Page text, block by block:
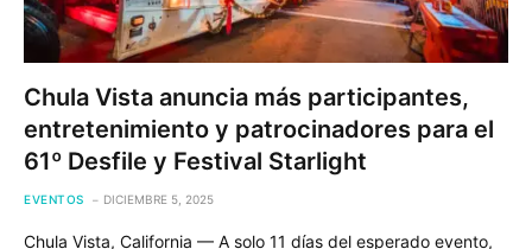
Chula Vista anuncia más participantes,
entretenimiento y patrocinadores para el
61º Desfile y Festival Starlight
EVENTOS DICIEMBRE 5, 2025
Chula Vista, California — A solo 11 días del esperado evento,